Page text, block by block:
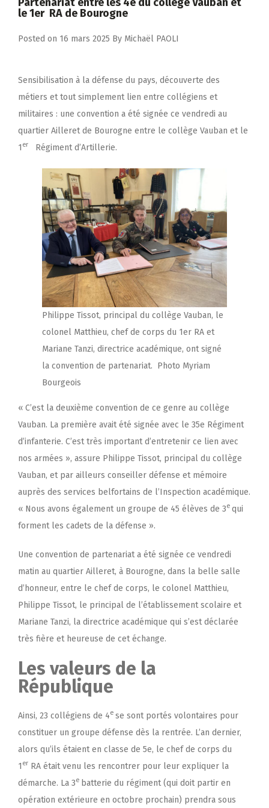
le 1er RA de Bourogne
Posted on 16 mars 2025 By Michaël PAOLI
Sensibilisation à la défense du pays, découverte des
métiers et tout simplement lien entre collégiens et
militaires : une convention a été signée ce vendredi au
quartier Ailleret de Bourogne entre le collège Vauban et le
1 er Régiment d’Artillerie.
Philippe Tissot, principal du collège Vauban, le
colonel Matthieu, chef de corps du 1er RA et
Mariane Tanzi, directrice académique, ont signé
la convention de partenariat. Photo Myriam
Bourgeois
« C’est la deuxième convention de ce genre au collège
Vauban. La première avait été signée avec le 35e Régiment
d’infanterie. C’est très important d’entretenir ce lien avec
nos armées », assure Philippe Tissot, principal du collège
Vauban, et par ailleurs conseiller défense et mémoire
auprès des services belfortains de l’Inspection académique.
« Nous avons également un groupe de 45 élèves de 3e qui
forment les cadets de la défense ».
Une convention de partenariat a été signée ce vendredi
matin au quartier Ailleret, à Bourogne, dans la belle salle
d’honneur, entre le chef de corps, le colonel Matthieu,
Philippe Tissot, le principal de l’établissement scolaire et
Mariane Tanzi, la directrice académique qui s’est déclarée
très fière et heureuse de cet échange.
Les valeurs de la
République
Ainsi, 23 collégiens de 4e se sont portés volontaires pour
constituer un groupe défense dès la rentrée. L’an dernier,
alors qu’ils étaient en classe de 5e, le chef de corps du
1 er RA était venu les rencontrer pour leur expliquer la
démarche. La 3e batterie du régiment (qui doit partir en
opération extérieure en octobre prochain) prendra sous